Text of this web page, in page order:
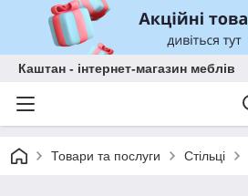
Каштан - інтернет-магазин меблів
Товари та послуги Стільці